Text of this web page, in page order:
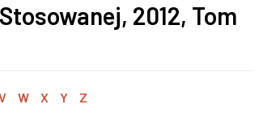
2012, Tom
W X Y Z